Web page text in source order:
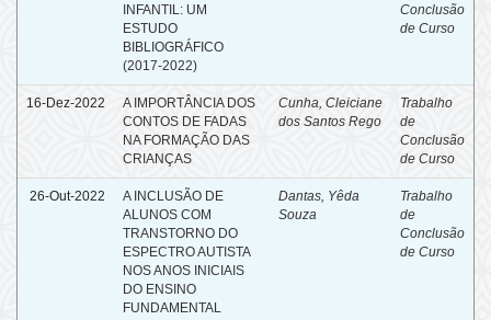
INFANTIL: UM
ESTUDO
BIBLIOGRÁFICO
(2017-2022)
Conclusão
de Curso
16-Dez-2022
A IMPORTÂNCIA DOS
CONTOS DE FADAS
NA FORMAÇÃO DAS
CRIANÇAS
Cunha, Cleiciane
dos Santos Rego
Trabalho
de
Conclusão
de Curso
26-Out-2022
A INCLUSÃO DE
ALUNOS COM
TRANSTORNO DO
ESPECTRO AUTISTA
NOS ANOS INICIAIS
DO ENSINO
FUNDAMENTAL
Dantas, Yêda
Souza
Trabalho
de
Conclusão
de Curso